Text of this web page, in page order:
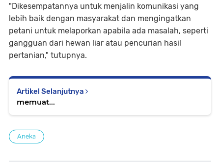
"Dikesempatannya untuk menjalin komunikasi yang
lebih baik dengan masyarakat dan mengingatkan
petani untuk melaporkan apabila ada masalah, seperti
gangguan dari hewan liar atau pencurian hasil
pertanian," tutupnya.
Artikel Selanjutnya
memuat...
Aneka